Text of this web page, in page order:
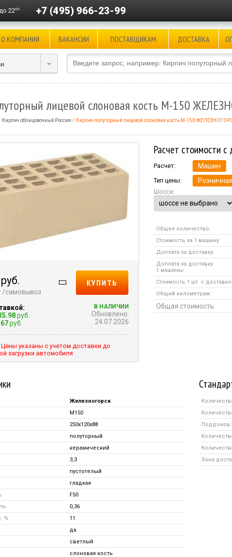
2200 +7 (495) 966-23-99
О КОМПАНИИ ВАКАНСИИ ПОСТАВЩИКАМ ДОСТАВКА
лицевой слоновая кость М-150
Кирпич облицовочный Россия Кирпич полуторный лицевой слоновая кость М-150
руб.
самовывоз
руб.
руб.
КУПИТЬ
В НАЛИЧИИ
Обновлено:
24.07.2026
Цены указаны с учетом доставки до
загрузки автомобиля
Расчет стоимости
Расчет: Машин
Тип цены:
Шоссе:
Общее количество:
Стоимость за 1 машину:
Доплата за доставку:
Доплата за доставку
1 машины:
Стоимость 1 шт. с
Общий километраж:
Общая стоимость:
Железногорск
M150
250x120x88
полуторный
керамический
3,3
пустотелый
гладкая
F50
0,36
%
11
да
светлый
слоновая кость
Поддонов
Зона